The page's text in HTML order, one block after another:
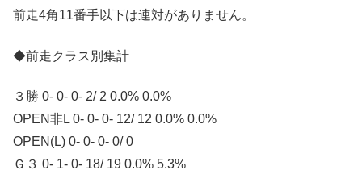
前走4角11番手以下は連対がありません。
◆前走クラス別集計
３勝 0- 0- 0- 2/ 2 0.0% 0.0%
OPEN非L 0- 0- 0- 12/ 12 0.0% 0.0%
OPEN(L) 0- 0- 0- 0/ 0
Ｇ３ 0- 1- 0- 18/ 19 0.0% 5.3%